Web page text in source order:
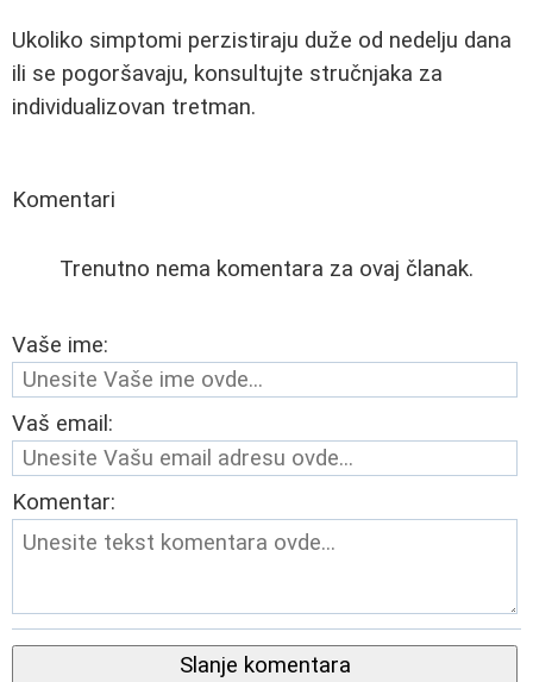
Ukoliko simptomi perzistiraju duže od nedelju dana
ili se pogoršavaju, konsultujte stručnjaka za
individualizovan tretman.
Komentari
Trenutno nema komentara za ovaj članak.
Vaše ime:
Vaš email:
Komentar:
Slanje komentara